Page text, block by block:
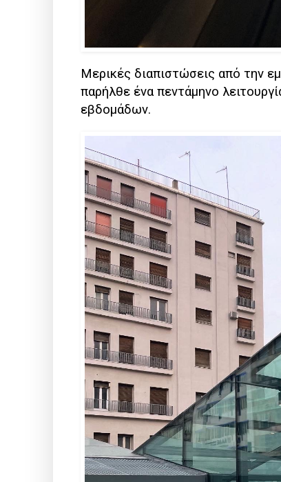
Μερικές διαπιστώσεις από την
παρήλθε ένα πεντάμηνο
εβδομάδων.